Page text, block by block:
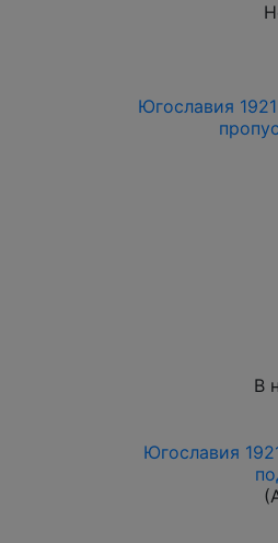
Югославия
В
Югославия